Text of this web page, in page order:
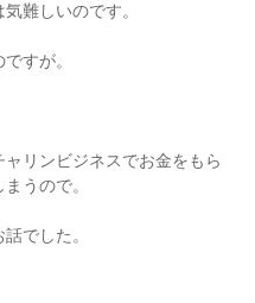
難しいのです。
すが。
リンビジネスでお金をもら
うので。
でした。